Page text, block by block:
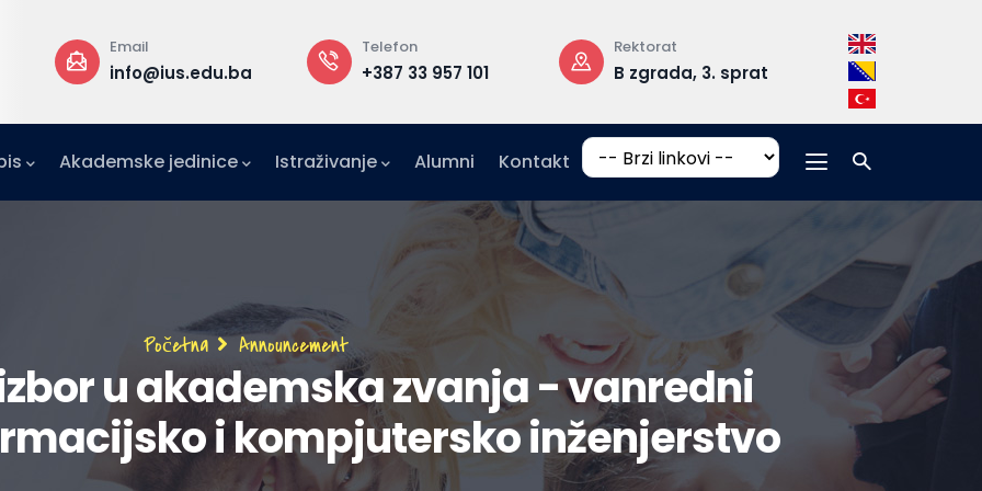
Email
info@ius.edu.ba
Telefon
+387 33 957 101
Rektorat
B zgrada, 3. sprat
Radno vrijeme
pon-pet:
17:00
Akademske jedinice Istraživanje Alumni Kontakt
Breadcrumb
Početna Announcement
izbor u akademska zvanja - vanredni
i kompjutersko inženjerstvo